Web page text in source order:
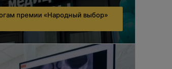
премии «Народный выбор»